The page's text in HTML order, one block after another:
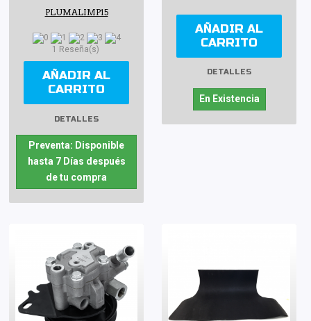
PLUMALIMP15
1 Reseña(s)
AÑADIR AL
CARRITO
DETALLES
Preventa: Disponible
hasta 7 Días después
de tu compra
AÑADIR AL
CARRITO
DETALLES
En Existencia